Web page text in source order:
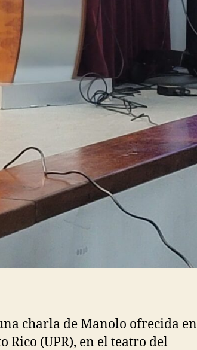
charla de Manolo ofrecida en
Rico (UPR), en el teatro del